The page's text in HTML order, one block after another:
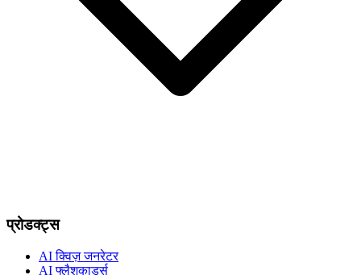
प्रोडक्ट्स
AI क्विज़ जनरेटर
AI फ्लैशकार्ड्स